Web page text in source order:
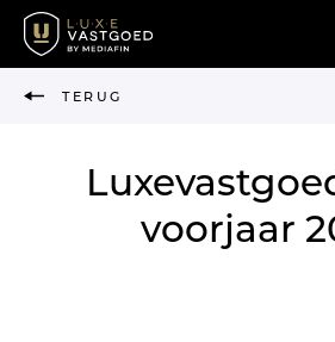
TERUG
voorjaar